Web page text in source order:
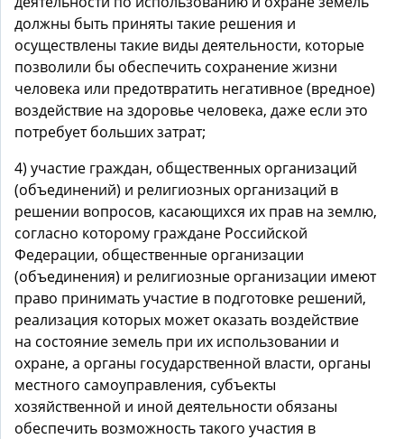
должны быть приняты такие решения и
осуществлены такие виды деятельности, которые
позволили бы обеспечить сохранение жизни
человека или предотвратить негативное (вредное)
воздействие на здоровье человека, даже если это
потребует больших затрат;
4) участие граждан, общественных организаций
(объединений) и религиозных организаций в
решении вопросов, касающихся их прав на землю,
согласно которому граждане Российской
Федерации, общественные организации
(объединения) и религиозные организации имеют
право принимать участие в подготовке решений,
реализация которых может оказать воздействие
на состояние земель при их использовании и
охране, а органы государственной власти, органы
местного самоуправления, субъекты
хозяйственной и иной деятельности обязаны
обеспечить возможность такого участия в